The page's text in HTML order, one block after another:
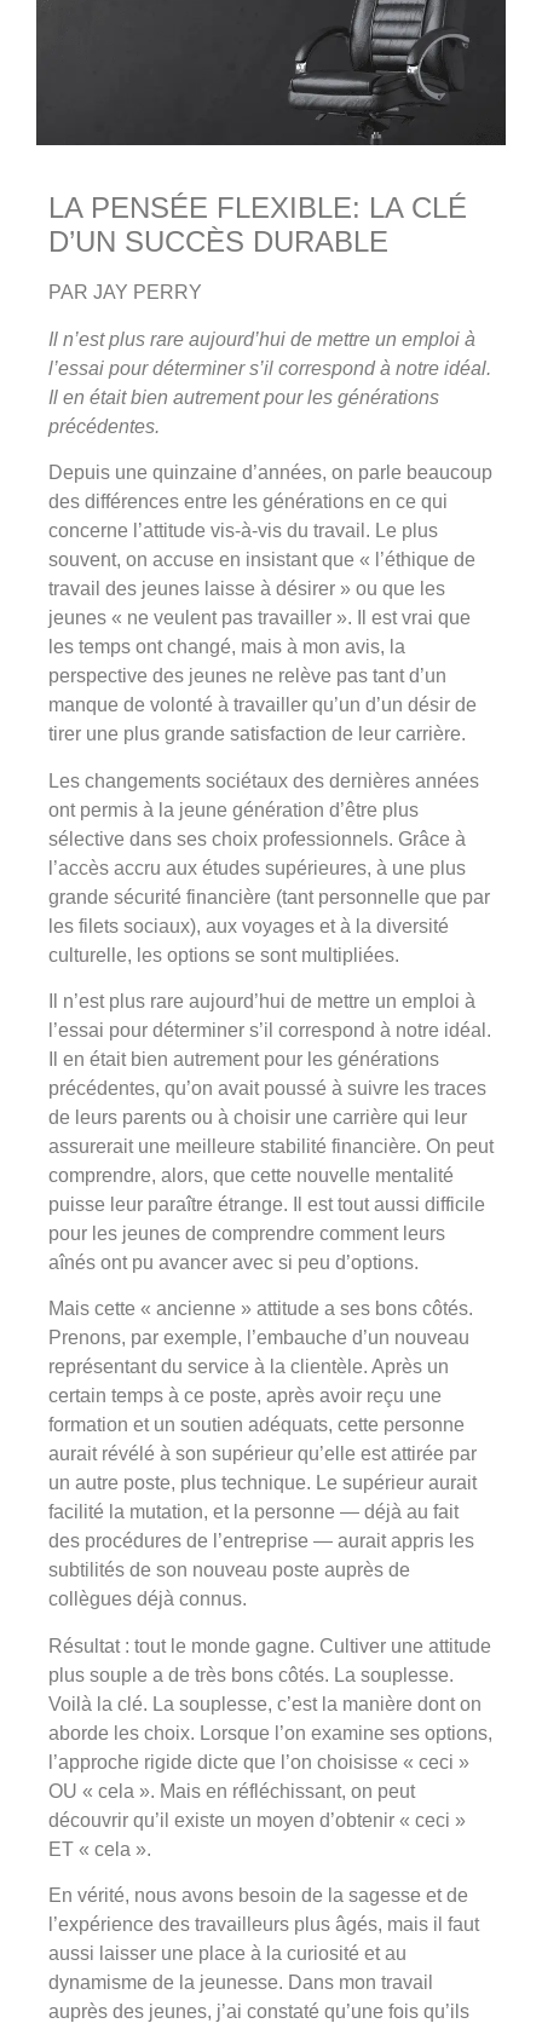
LA PENSÉE FLEXIBLE: LA CLÉ
D’UN SUCCÈS DURABLE
PAR JAY PERRY
Il n’est plus rare aujourd’hui de mettre un emploi à
l’essai pour déterminer s’il correspond à notre idéal.
Il en était bien autrement pour les générations
précédentes.
Depuis une quinzaine d’années, on parle beaucoup
des différences entre les générations en ce qui
concerne l’attitude vis-à-vis du travail. Le plus
souvent, on accuse en insistant que « l’éthique de
travail des jeunes laisse à désirer » ou que les
jeunes « ne veulent pas travailler ». Il est vrai que
les temps ont changé, mais à mon avis, la
perspective des jeunes ne relève pas tant d’un
manque de volonté à travailler qu’un d’un désir de
tirer une plus grande satisfaction de leur carrière.
Les changements sociétaux des dernières années
ont permis à la jeune génération d’être plus
sélective dans ses choix professionnels. Grâce à
l’accès accru aux études supérieures, à une plus
grande sécurité financière (tant personnelle que par
les filets sociaux), aux voyages et à la diversité
culturelle, les options se sont multipliées.
Il n’est plus rare aujourd’hui de mettre un emploi à
l’essai pour déterminer s’il correspond à notre idéal.
Il en était bien autrement pour les générations
précédentes, qu’on avait poussé à suivre les traces
de leurs parents ou à choisir une carrière qui leur
assurerait une meilleure stabilité financière. On peut
comprendre, alors, que cette nouvelle mentalité
puisse leur paraître étrange. Il est tout aussi difficile
pour les jeunes de comprendre comment leurs
aînés ont pu avancer avec si peu d’options.
Mais cette « ancienne » attitude a ses bons côtés.
Prenons, par exemple, l’embauche d’un nouveau
représentant du service à la clientèle. Après un
certain temps à ce poste, après avoir reçu une
formation et un soutien adéquats, cette personne
aurait révélé à son supérieur qu’elle est attirée par
un autre poste, plus technique. Le supérieur aurait
facilité la mutation, et la personne — déjà au fait
des procédures de l’entreprise — aurait appris les
subtilités de son nouveau poste auprès de
collègues déjà connus.
Résultat : tout le monde gagne. Cultiver une attitude
plus souple a de très bons côtés. La souplesse.
Voilà la clé. La souplesse, c’est la manière dont on
aborde les choix. Lorsque l’on examine ses options,
l’approche rigide dicte que l’on choisisse « ceci »
OU « cela ». Mais en réfléchissant, on peut
découvrir qu’il existe un moyen d’obtenir « ceci »
ET « cela ».
En vérité, nous avons besoin de la sagesse et de
l’expérience des travailleurs plus âgés, mais il faut
aussi laisser une place à la curiosité et au
dynamisme de la jeunesse. Dans mon travail
auprès des jeunes, j’ai constaté qu’une fois qu’ils